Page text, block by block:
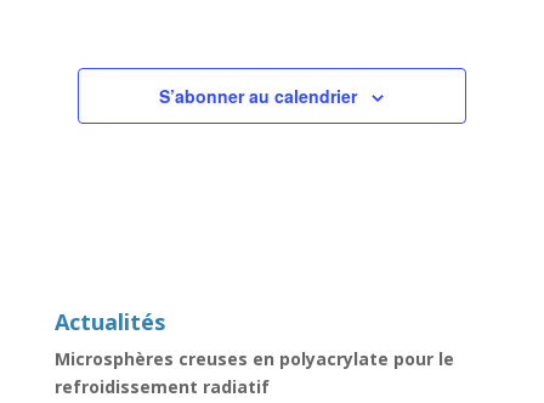
S’abonner au calendrier
Actualités
Microsphères creuses en polyacrylate pour le
refroidissement radiatif